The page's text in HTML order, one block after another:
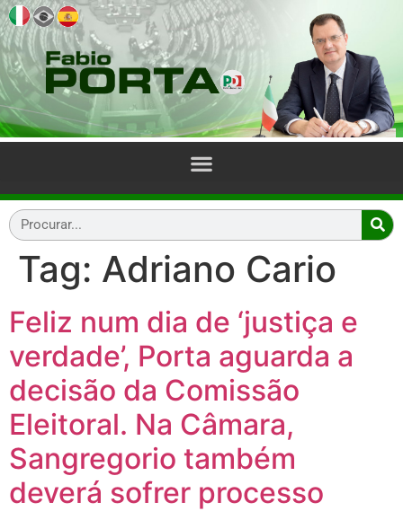
Tag: Adriano Cario
Feliz num dia de ‘justiça e
verdade’, Porta aguarda a
decisão da Comissão
Eleitoral. Na Câmara,
Sangregorio também
deverá sofrer processo